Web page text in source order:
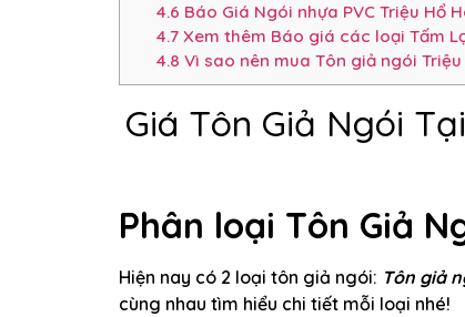
4.6 Báo Giá Ngói nhựa PVC Triệu Hổ
4.7Xem thêm Báo giá các loại Tấm
4.8 Vì sao nên mua Tôn giả ngói
Giá Tôn Giả Ngói
Phân loại Tôn Giả
Hiện nay có 2 loại tôn giả ngói: Tôn giả
cùng nhau tìm hiểu chi tiết mỗi loại nhé!